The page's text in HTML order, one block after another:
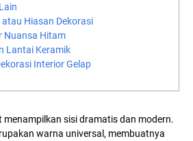
Hiasan Dekorasi
Nuansa Hitam
Lantai Keramik
Interior Gelap
sisi dramatis dan modern.
warna universal, membuatnya